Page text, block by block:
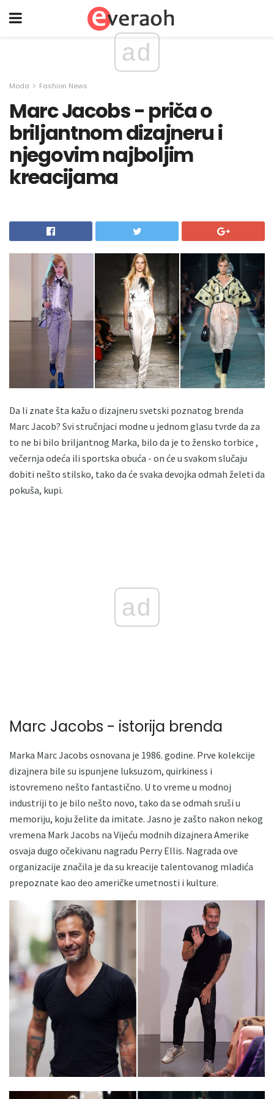
ad
Moda Fashion News
Marc Jacobs - priča o
briljantnom dizajneru i
njegovim najboljim
kreacijama
Da li znate šta kažu o dizajneru svetski poznatog brenda
Marc Jacob? Svi stručnjaci modne u jednom glasu tvrde da za
to ne bi bilo briljantnog Marka, bilo da je to žensko torbice ,
večernja odeća ili sportska obuća - on će u svakom slučaju
dobiti nešto stilsko, tako da će svaka devojka odmah želeti da
pokuša, kupi.
ad
Marc Jacobs - istorija brenda
Marka Marc Jacobs osnovana je 1986. godine. Prve kolekcije
dizajnera bile su ispunjene luksuzom, quirkiness i
istovremeno nešto fantastično. U to vreme u modnoj
industriji to je bilo nešto novo, tako da se odmah sruši u
memoriju, koju želite da imitate. Jasno je zašto nakon nekog
vremena Mark Jacobs na Vijeću modnih dizajnera Amerike
osvaja dugo očekivanu nagradu Perry Ellis. Nagrada ove
organizacije značila je da su kreacije talentovanog mladića
prepoznate kao deo američke umetnosti i kulture.